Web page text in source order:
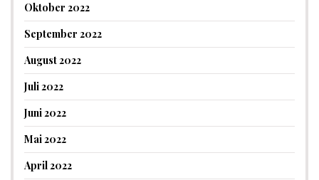
Oktober 2022
September 2022
August 2022
Juli 2022
Juni 2022
Mai 2022
April 2022